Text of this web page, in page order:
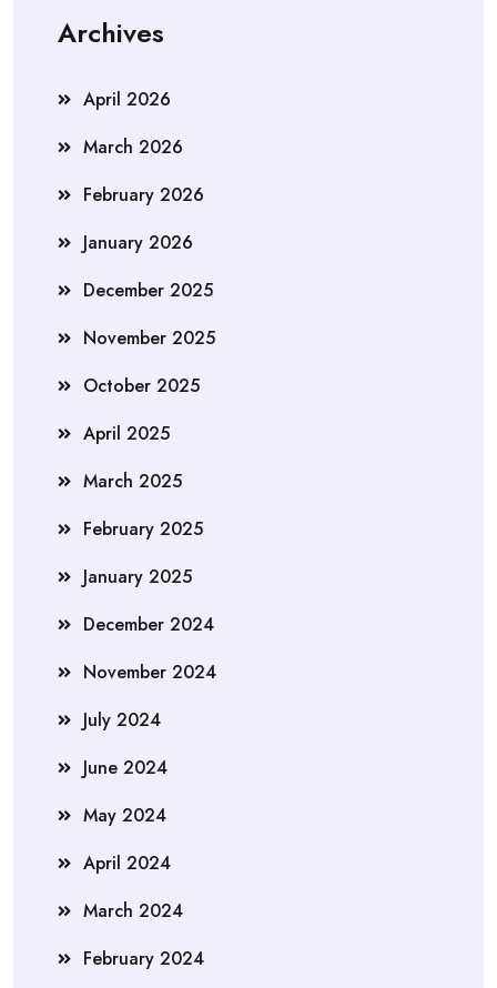
Archives
April 2026
March 2026
February 2026
January 2026
December 2025
November 2025
October 2025
April 2025
March 2025
February 2025
January 2025
December 2024
November 2024
July 2024
June 2024
May 2024
April 2024
March 2024
February 2024